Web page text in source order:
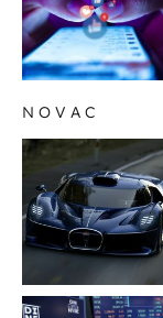
NOVAC